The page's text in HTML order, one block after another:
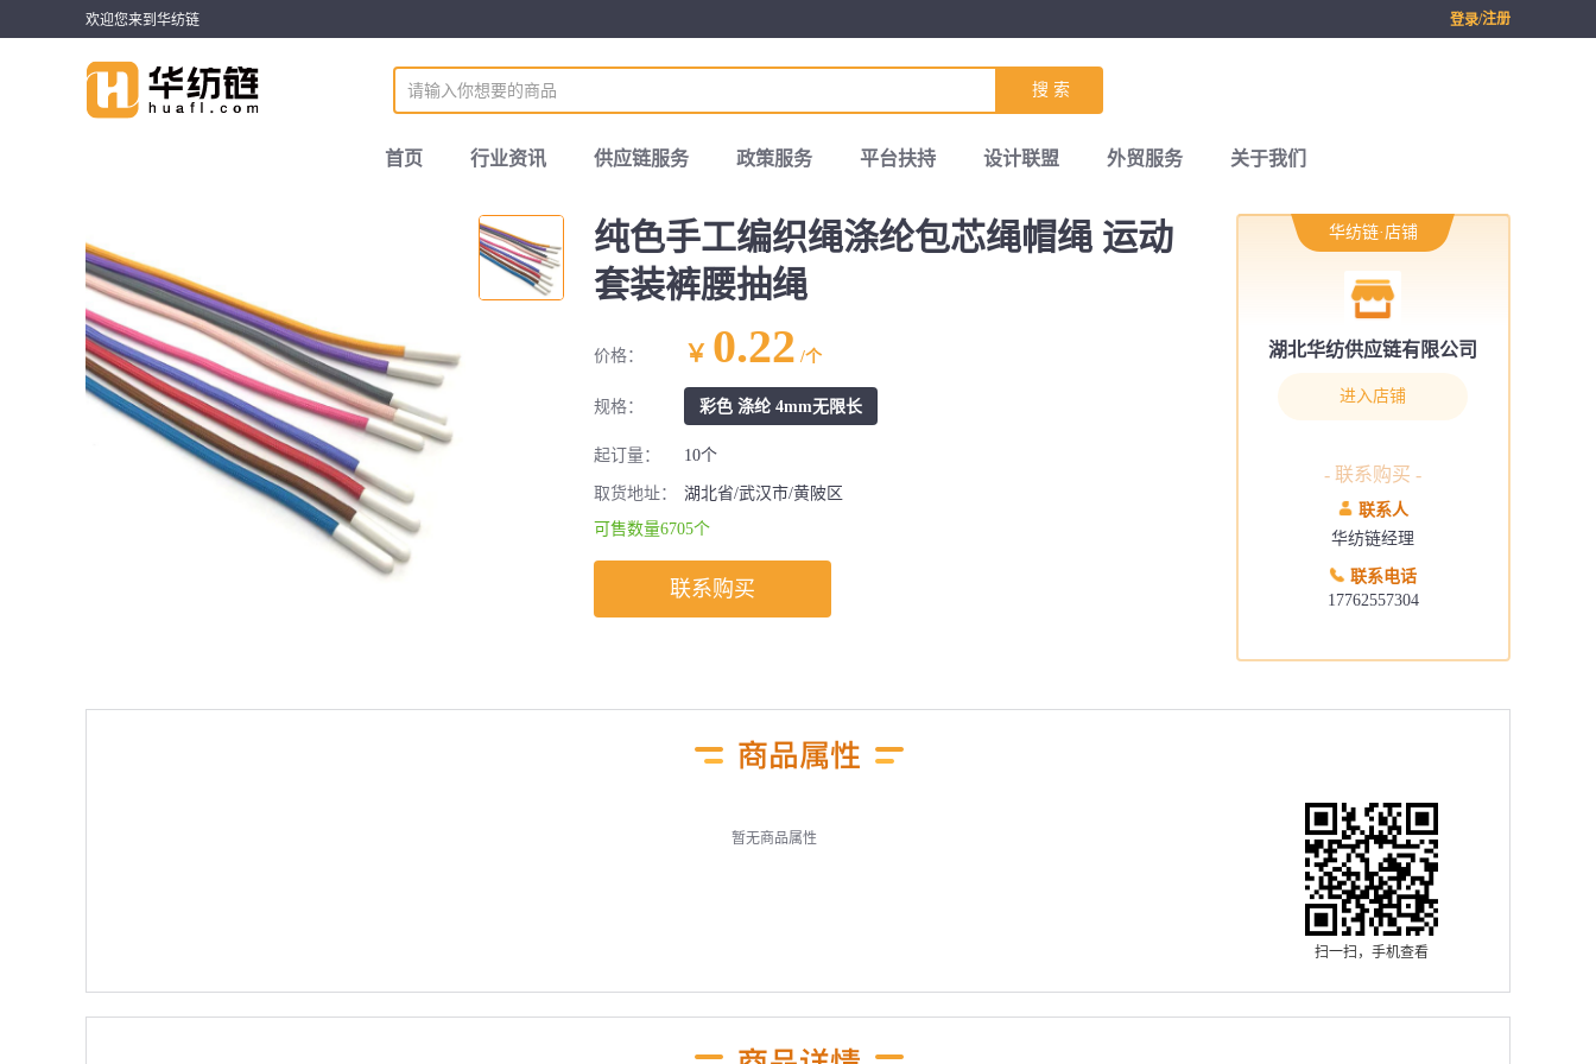
欢迎您来到华纺链 登录/注册
搜 索
首页 行业资讯 供应链服务 政策服务 平台扶持 设计联盟 外贸服务 关于我们
纯色手工编织绳涤纶包芯绳帽绳 运动
套装裤腰抽绳
价格： ￥ 0.22 /个
规格： 彩色 涤纶 4mm无限长
起订量： 10个
取货地址：
湖北省/武汉市/黄陂区
可售数量6705个
联系购买
华纺链·店铺
湖北华纺供应链有限公司
进入店铺
- 联系购买 -
联系人
华纺链经理
联系电话
17762557304
暂无商品属性
扫一扫，手机查看